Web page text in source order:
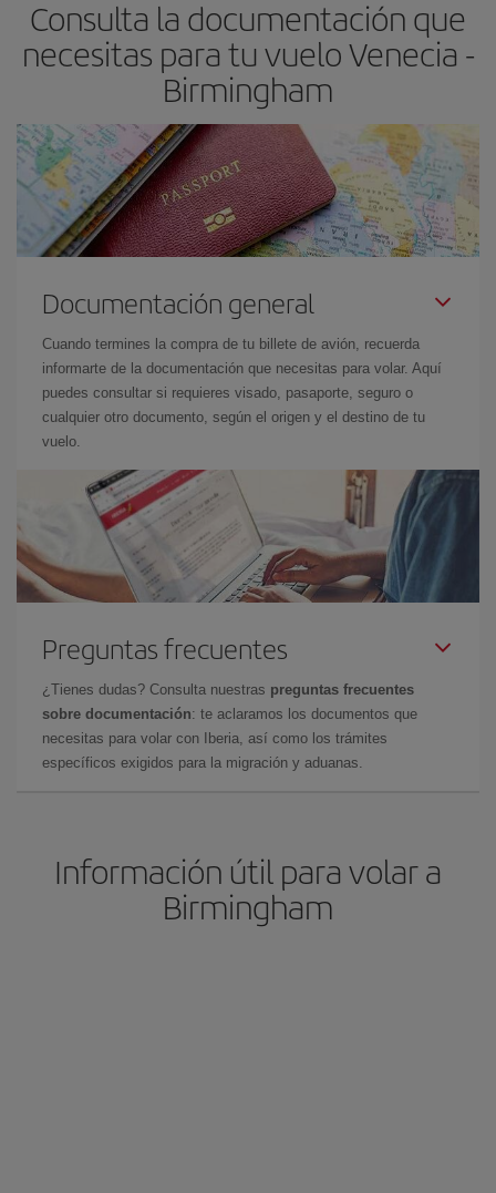
Consulta la documentación que
necesitas para tu vuelo Venecia -
Birmingham
Documentación general
Cuando termines la compra de tu billete de avión, recuerda
informarte de la documentación que necesitas para volar. Aquí
puedes consultar si requieres visado, pasaporte, seguro o
cualquier otro documento, según el origen y el destino de tu
vuelo.
Preguntas frecuentes
¿Tienes dudas? Consulta nuestras preguntas frecuentes
sobre documentación: te aclaramos los documentos que
necesitas para volar con Iberia, así como los trámites
específicos exigidos para la migración y aduanas.
Información útil para volar a
Birmingham